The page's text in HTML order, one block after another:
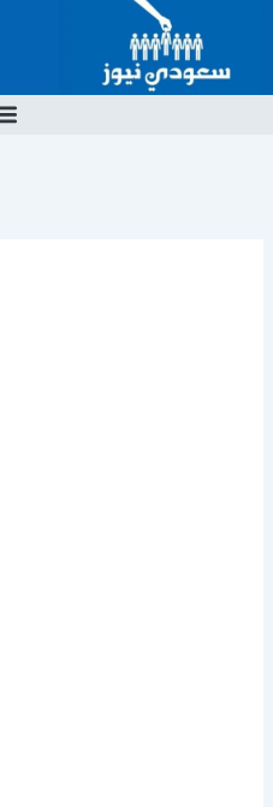
المحتوى